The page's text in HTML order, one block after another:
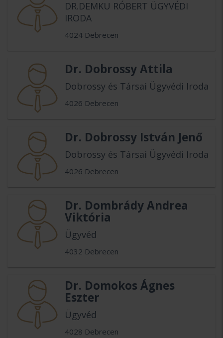
DR.DEMKU RÓBERT ÜGYVÉDI
IRODA
4024 Debrecen
Dr. Dobrossy Attila
Dobrossy és Társai Ügyvédi Iroda
4026 Debrecen
Dr. Dobrossy István Jenő
Dobrossy és Társai Ügyvédi Iroda
4026 Debrecen
Dr. Dombrády Andrea
Viktória
Ügyvéd
4032 Debrecen
Dr. Domokos Ágnes
Eszter
Ügyvéd
4028 Debrecen